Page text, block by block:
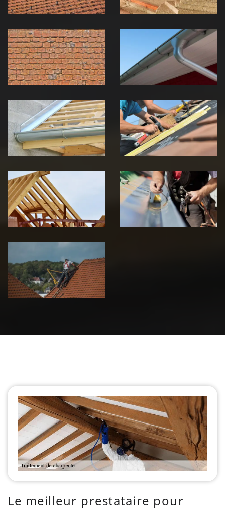
démoussage de
toiture 39
Jura
pose de
gouttière 39
Jura
Pose de
Chéneau 39
Jura
Réparation de
toiture 39
Jura
Traitement de
charpente 39
Jura
Travaux de
zinguerie 39
Jura
Urgence fuite
de toiture 39
Jura
Le meilleur prestataire pour